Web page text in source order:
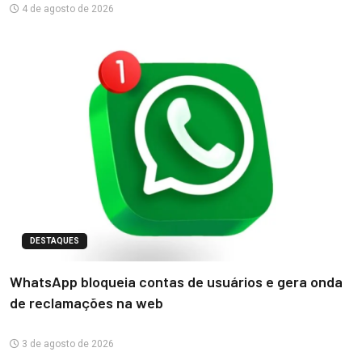
4 de agosto de 2026
DESTAQUES
WhatsApp bloqueia contas de usuários e gera onda
de reclamações na web
3 de agosto de 2026